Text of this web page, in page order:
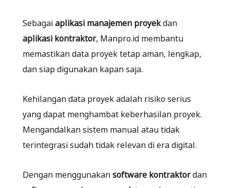
Sebagaiaplikasi manajemen proyekdan
aplikasi kontraktor, Manpro.id membantu
memastikan data proyek tetap aman, lengkap,
dan siap digunakan kapan saja.
Kehilangan data proyek adalah risiko serius
yang dapat menghambat keberhasilan proyek.
Mengandalkan sistem manual atau tidak
terintegrasi sudah tidak relevan di era digital.
Dengan menggunakansoftware kontraktordan